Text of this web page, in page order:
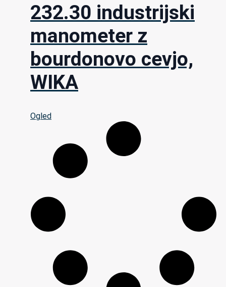
232.30 industrijski
manometer z
bourdonovo cevjo,
WIKA
Ogled